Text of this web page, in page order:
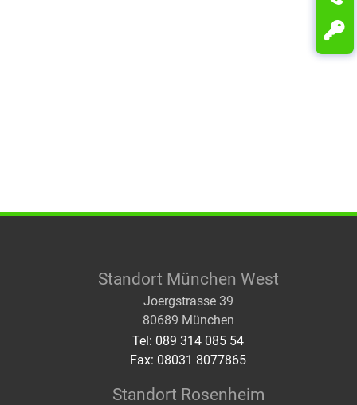
Standort München West
Joergstrasse 39
80689 München
Tel: 089 314 085 54
Fax: 08031 8077865
Standort Rosenheim